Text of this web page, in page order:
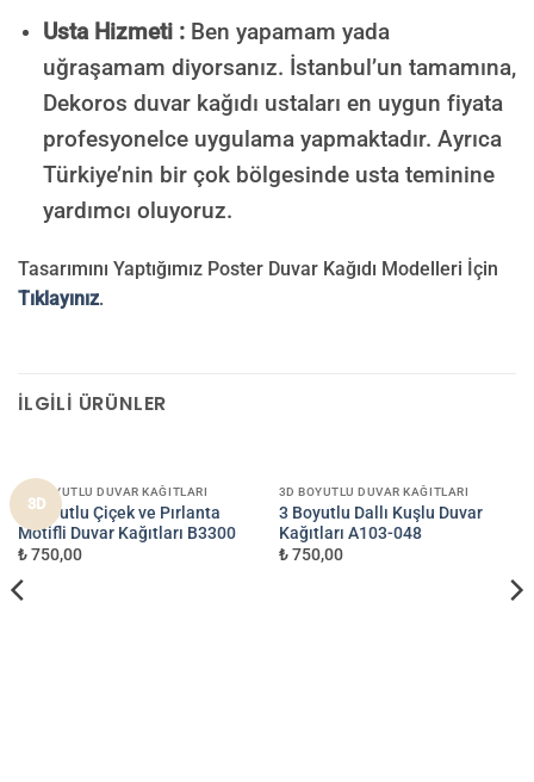
Usta Hizmeti :Ben yapamam yada
uğraşamam diyorsanız. İstanbul’un tamamına,
Dekoros duvar kağıdı ustaları en uygun fiyata
profesyonelce uygulama yapmaktadır. Ayrıca
Türkiye’nin bir çok bölgesinde usta teminine
yardımcı oluyoruz.
Tasarımını Yaptığımız Poster Duvar Kağıdı Modelleri İçin
Tıklayınız.
İLGILI ÜRÜNLER
3D
3D BOYUTLU DUVAR KAĞITLARI
3 Boyutlu Çiçek ve Pırlanta
Motifli Duvar Kağıtları B3300
₺ 750,00
3D BOYUTLU DUVAR KAĞITLARI
3 Boyutlu Dallı Kuşlu Duvar
Kağıtları A103-048
₺ 750,00